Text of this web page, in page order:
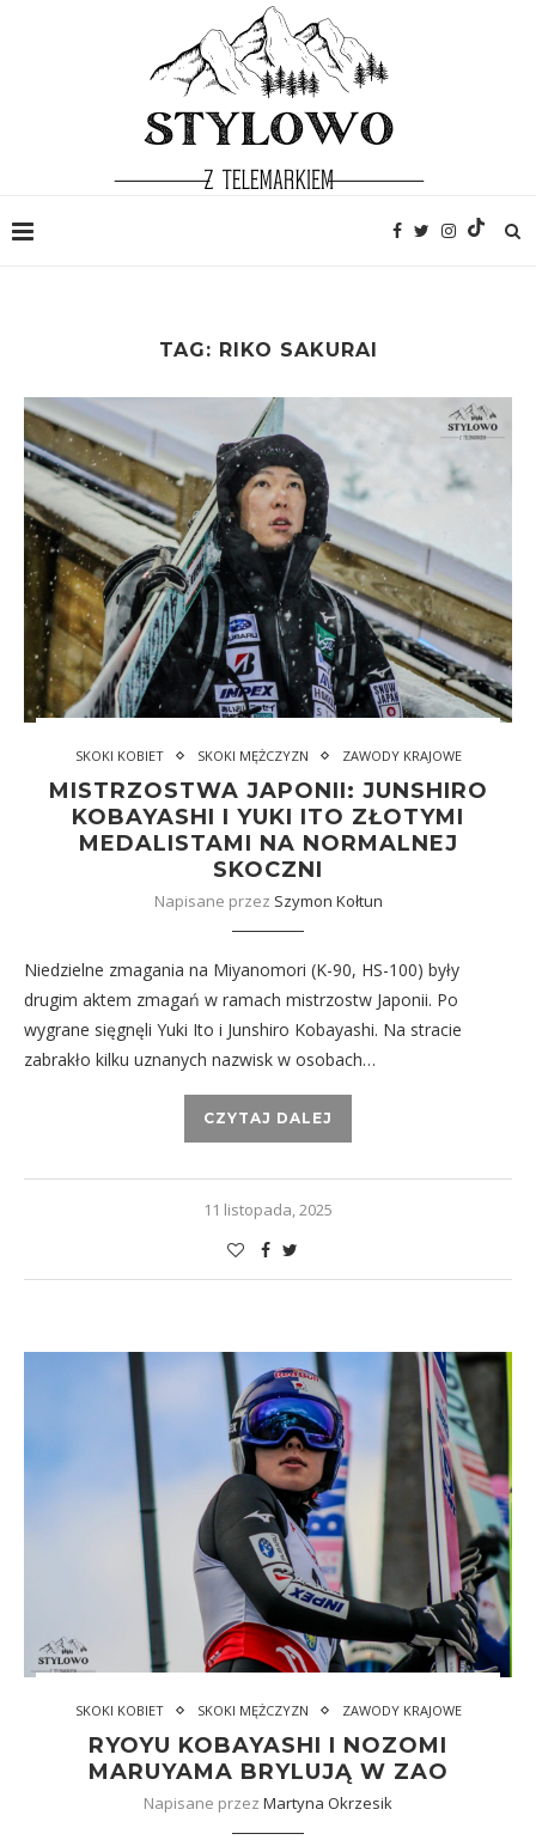
TAG: RIKO SAKURAI
SKOKI KOBIET SKOKI MĘŻCZYZN ZAWODY KRAJOWE
MISTRZOSTWA JAPONII: JUNSHIRO
KOBAYASHI I YUKI ITO ZŁOTYMI
MEDALISTAMI NA NORMALNEJ
SKOCZNI
Napisane przez Szymon Kołtun
Niedzielne zmagania na Miyanomori (K-90, HS-100) były
drugim aktem zmagań w ramach mistrzostw Japonii. Po
wygrane sięgnęli Yuki Ito i Junshiro Kobayashi. Na stracie
zabrakło kilku uznanych nazwisk w osobach…
CZYTAJ DALEJ
11 listopada, 2025
SKOKI KOBIET SKOKI MĘŻCZYZN ZAWODY KRAJOWE
RYOYU KOBAYASHI I NOZOMI
MARUYAMA BRYLUJĄ W ZAO
Napisane przez Martyna Okrzesik